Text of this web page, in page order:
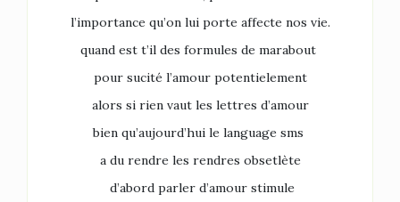
l’importance qu’on lui porte affecte nos vie.
quand est t’il des formules de marabout
pour sucité l’amour potentielement
alors si rien vaut les lettres d’amour
bien qu’aujourd’hui le language sms
a du rendre les rendres obsetlète
d’abord parler d’amour stimule